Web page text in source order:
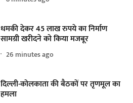
धमकी देकर 45 लाख रुपये का निर्माण
सामग्री खरीदने को किया मजबूर
26 minutes ago
दिल्ली-कोलकाता की बैठकों पर तृणमूल का
हमला